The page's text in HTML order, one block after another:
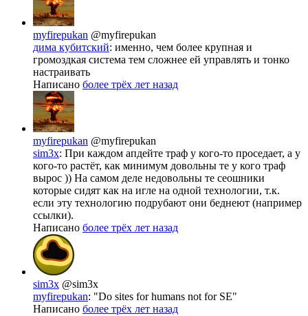
myfirepukan @myfirepukan
дима кубитский: именно, чем более крупная и
громоздкая система тем сложнее ей управлять и тонко
настраивать
Написано более трёх лет назад
myfirepukan @myfirepukan
sim3x: При каждом апдейте траф у кого-то проседает, а у
кого-то растёт, как минимум довольны те у кого траф
вырос )) На самом деле недовольны те сеошники
которые сидят как на игле на одной технологии, т.к.
если эту технологию подрубают они беднеют (например
ссылки).
Написано более трёх лет назад
sim3x @sim3x
myfirepukan: "Do sites for humans not for SE"
Написано более трёх лет назад